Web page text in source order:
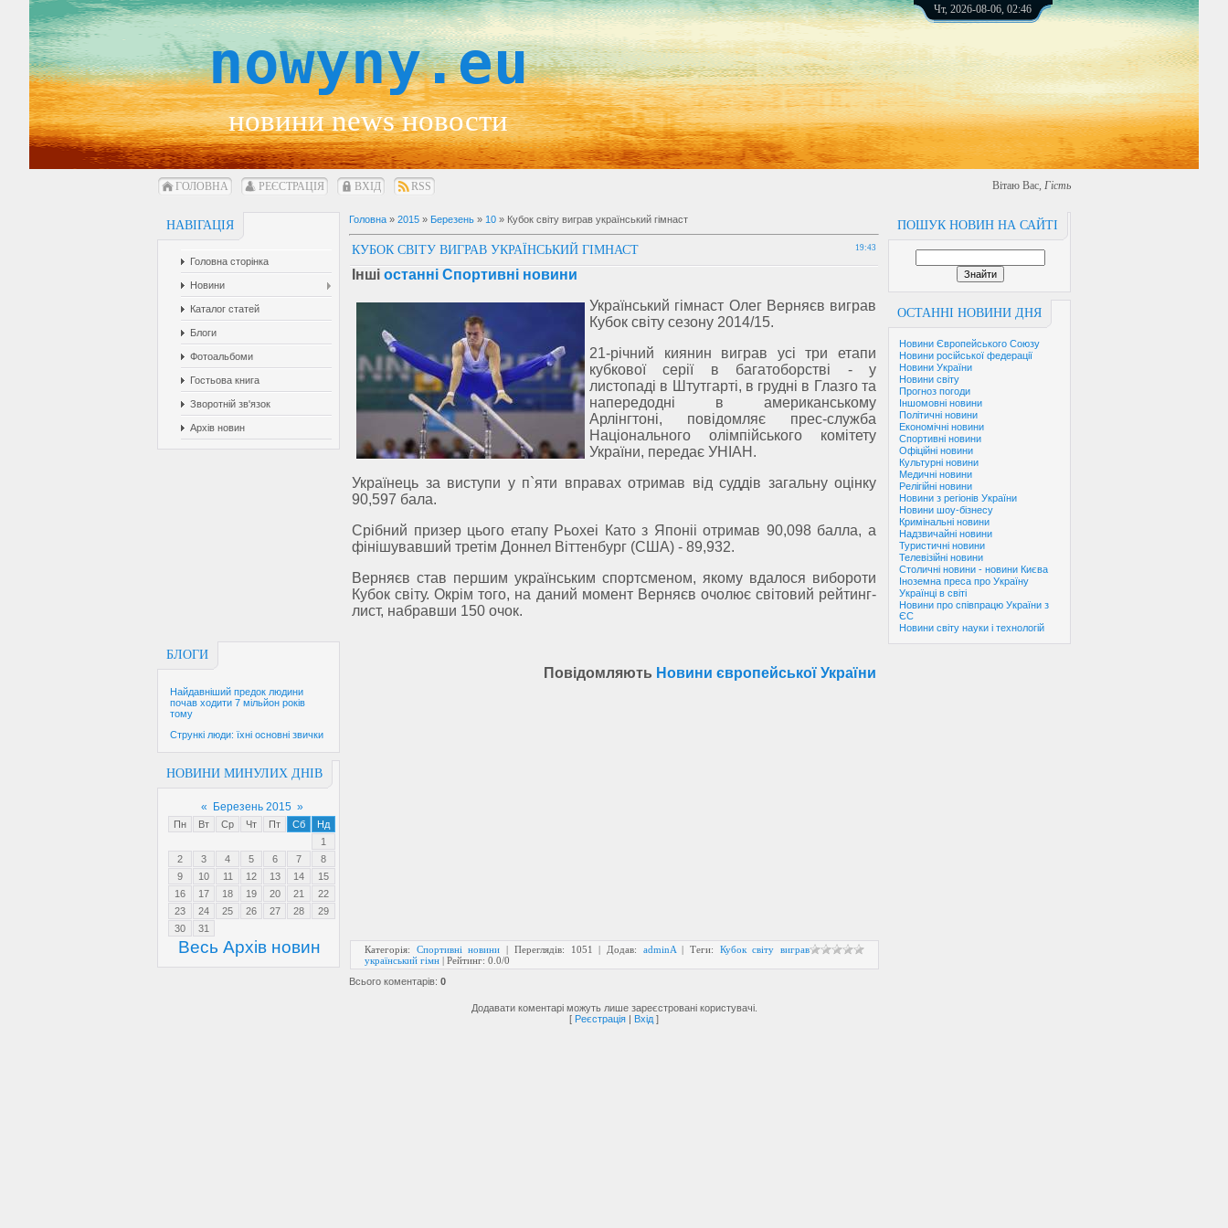
nowyny.eu
новини news новости
Чт, 2026-08-06, 02:46
ГОЛОВНА РЕЄСТРАЦІЯ ВХІД RSS Вітаю Вас, Гість
НАВІГАЦІЯ
Головна сторінка
Новини
Каталог статей
Блоги
Фотоальбоми
Гостьова книга
Зворотній зв'язок
Архів новин
БЛОГИ
Найдавніший предок людини
почав ходити 7 мільйон років
тому
Стрункі люди: їхні основні звички
НОВИНИ МИНУЛИХ ДНІВ
« Березень 2015 »
Пн Вт Ср Чт Пт Сб
Нд
1
2
3 4 5 6 7
8
9
10 11 12 13 14
15
16
17 18 19 20 21
22
23
24 25 26 27 28
29
30
31
Весь Архів новин
ПОШУК НОВИН НА САЙТІ
ОСТАННІ НОВИНИ ДНЯ
Новини Європейського Союзу
Новини російської федерації
Новини України
Новини світу
Прогноз погоди
Іншомовні новини
Політичні новини
Економічні новини
Спортивні новини
Офіційні новини
Культурні новини
Медичні новини
Релігійні новини
Новини з регіонів України
Новини шоу-бізнесу
Кримінальні новини
Надзвичайні новини
Туристичні новини
Телевізійні новини
Столичні новини - новини Києва
Іноземна преса про Україну
Українці в світі
Новини про співпрацю України з
ЄС
Новини світу науки і технологій
Головна » 2015 » Березень » 10 » Кубок світу виграв український гімнаст
19:43
КУБОК СВІТУ ВИГРАВ УКРАЇНСЬКИЙ ГІМНАСТ
Інші останні Спортивні новини
Український гімнаст Олег Верняєв виграв
Кубок світу сезону 2014/15.
21-річний киянин виграв усі три етапи
кубкової серії в багатоборстві - у
листопаді в Штутгарті, в грудні в Глазго та
напередодні в американському
Арлінгтоні, повідомляє прес-служба
Національного олімпійського комітету
України, передає УНІАН.
Українець за виступи у п`яти вправах отримав від суддів загальну оцінку
90,597 бала.
Срібний призер цього етапу Рьохеі Като з Японіі отримав 90,098 балла, а
фінішувавший третім Доннел Віттенбург (США) - 89,932.
Верняєв став першим українським спортсменом, якому вдалося вибороти
Кубок світу. Окрім того, на даний момент Верняєв очолює світовий рейтинг-
лист, набравши 150 очок.
Повідомляють Новини європейської України
Категорія: Спортивні новини | Переглядів: 1051 | Додав: adminA | Теги:
Кубок світу виграв
український гімн | Рейтинг: 0.0/0
Всього коментарів: 0
Додавати коментарі можуть лише зареєстровані користувачі.
[ Реєстрація | Вхід ]